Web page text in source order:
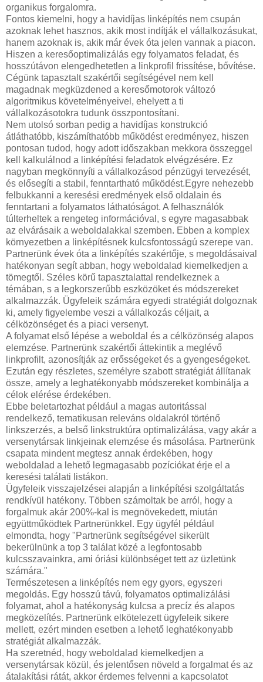
organikus forgalomra.
Fontos kiemelni, hogy a havidíjas linképítés nem csupán
azoknak lehet hasznos, akik most indítják el vállalkozásukat,
hanem azoknak is, akik már évek óta jelen vannak a piacon.
Hiszen a keresőoptimalizálás egy folyamatos feladat, és
hosszútávon elengedhetetlen a linkprofil frissítése, bővítése.
Cégünk tapasztalt szakértői segítségével nem kell
magadnak megküzdened a keresőmotorok változó
algoritmikus követelményeivel, ehelyett a ti
vállalkozásotokra tudunk összpontosítani.
Nem utolsó sorban pedig a havidíjas konstrukció
átláthatóbb, kiszámíthatóbb működést eredményez, hiszen
pontosan tudod, hogy adott időszakban mekkora összeggel
kell kalkulálnod a linképítési feladatok elvégzésére. Ez
nagyban megkönnyíti a vállalkozásod pénzügyi tervezését,
és elősegíti a stabil, fenntartható működést.Egyre nehezebb
felbukkanni a keresési eredmények első oldalain és
fenntartani a folyamatos láthatóságot. A felhasználók
túlterheltek a rengeteg információval, s egyre magasabbak
az elvárásaik a weboldalakkal szemben. Ebben a komplex
környezetben a linképítésnek kulcsfontosságú szerepe van.
Partnerünk évek óta a linképítés szakértője, s megoldásaival
hatékonyan segít abban, hogy weboldalad kiemelkedjen a
tömegtől. Széles körű tapasztalattal rendelkeznek a
témában, s a legkorszerűbb eszközöket és módszereket
alkalmazzák. Ügyfeleik számára egyedi stratégiát dolgoznak
ki, amely figyelembe veszi a vállalkozás céljait, a
célközönséget és a piaci versenyt.
A folyamat első lépése a weboldal és a célközönség alapos
elemzése. Partnerünk szakértői áttekintik a meglévő
linkprofilt, azonosítják az erősségeket és a gyengeségeket.
Ezután egy részletes, személyre szabott stratégiát állítanak
össze, amely a leghatékonyabb módszereket kombinálja a
célok elérése érdekében.
Ebbe beletartozhat például a magas autoritással
rendelkező, tematikusan releváns oldalakról történő
linkszerzés, a belső linkstruktúra optimalizálása, vagy akár a
versenytársak linkjeinak elemzése és másolása. Partnerünk
csapata mindent megtesz annak érdekében, hogy
weboldalad a lehető legmagasabb pozíciókat érje el a
keresési találati listákon.
Ügyfeleik visszajelzései alapján a linképítési szolgáltatás
rendkívül hatékony. Többen számoltak be arról, hogy a
forgalmuk akár 200%-kal is megnövekedett, miután
együttműködtek Partnerünkkel. Egy ügyfél például
elmondta, hogy "Partnerünk segítségével sikerült
bekerülnünk a top 3 találat közé a legfontosabb
kulcsszavainkra, ami óriási különbséget tett az üzletünk
számára."
Természetesen a linképítés nem egy gyors, egyszeri
megoldás. Egy hosszú távú, folyamatos optimalizálási
folyamat, ahol a hatékonyság kulcsa a precíz és alapos
megközelítés. Partnerünk elkötelezett ügyfeleik sikere
mellett, ezért minden esetben a lehető leghatékonyabb
stratégiát alkalmazzák.
Ha szeretnéd, hogy weboldalad kiemelkedjen a
versenytársak közül, és jelentősen növeld a forgalmat és az
átalakítási rátát, akkor érdemes felvenni a kapcsolatot